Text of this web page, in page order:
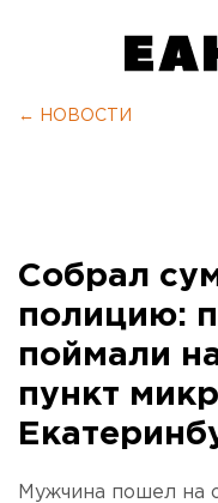
← НОВОСТИ
Собрал
полицию:
поймали
пункт
Мужчина пошел на